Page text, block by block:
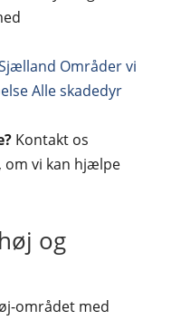
Områder vi
Alle skadedyr
Kontakt os
om vi kan hjælpe
og
området med